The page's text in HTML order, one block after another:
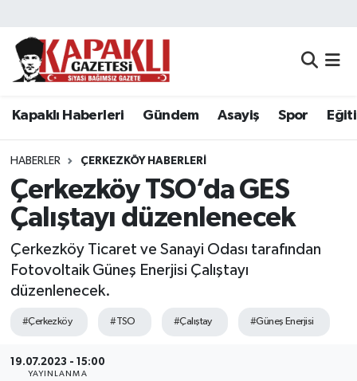
Kapaklı Haberleri Gündem Asayiş Spor
HABERLER ÇERKEZKÖY HABERLERI
Çerkezköy TSO’da GES
Çalıştayı düzenlenecek
Çerkezköy Ticaret ve Sanayi Odası tarafından
Fotovoltaik Güneş Enerjisi Çalıştayı
düzenlenecek.
#Çerkezköy #TSO #Çalıştay #Güneş Enerjisi
19.07.2023 - 15:00
YAYINLANMA
Kapaklı Haberleri
Asayiş
Spor
Eğitim
Siyaset
Tekirdağ Nöbetçi Eczaneler
Tekirdağ Namaz Vakitleri
Tekirdağ Trafik Yoğunluk Haritası
Süper Lig Puan Durumu ve Fikstür
Tüm Manşetler